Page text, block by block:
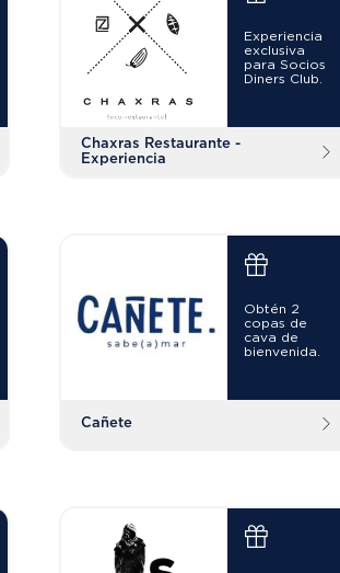
Experiencia
exclusiva
para Socios
Diners Club.
Chaxras Restaurante -
Experiencia
Obtén 2
copas de
cava de
bienvenida.
Cañete